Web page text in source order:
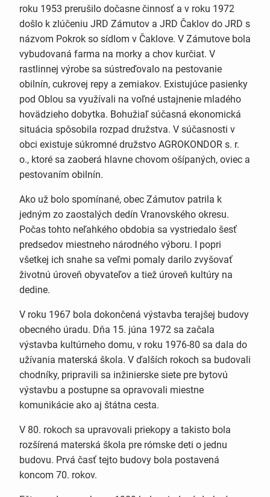
roku 1953 prerušilo dočasne činnosť a v roku 1972
došlo k zlúčeniu JRD Zámutov a JRD Čaklov do JRD s
názvom Pokrok so sídlom v Čaklove. V Zámutove bola
vybudovaná farma na morky a chov kurčiat. V
rastlinnej výrobe sa sústreďovalo na pestovanie
obilnín, cukrovej repy a zemiakov. Existujúce pasienky
pod Oblou sa využívali na voľné ustajnenie mladého
hovädzieho dobytka. Bohužiaľ súčasná ekonomická
situácia spôsobila rozpad družstva. V súčasnosti v
obci existuje súkromné družstvo AGROKONDOR s. r.
o., ktoré sa zaoberá hlavne chovom ošípaných, oviec a
pestovaním obilnín.
Ako už bolo spomínané, obec Zámutov patrila k
jedným zo zaostalých dedín Vranovského okresu.
Počas tohto neľahkého obdobia sa vystriedalo šesť
predsedov miestneho národného výboru. I popri
všetkej ich snahe sa veľmi pomaly darilo zvyšovať
životnú úroveň obyvateľov a tiež úroveň kultúry na
dedine.
V roku 1967 bola dokončená výstavba terajšej budovy
obecného úradu. Dňa 15. júna 1972 sa začala
výstavba kultúrneho domu, v roku 1976-80 sa dala do
užívania materská škola. V ďalších rokoch sa budovali
chodníky, pripravili sa inžinierske siete pre bytovú
výstavbu a postupne sa opravovali miestne
komunikácie ako aj štátna cesta.
V 80. rokoch sa upravovali priekopy a takisto bola
rozšírená materská škola pre rómske deti o jednu
budovu. Prvá časť tejto budovy bola postavená
koncom 70. rokov.